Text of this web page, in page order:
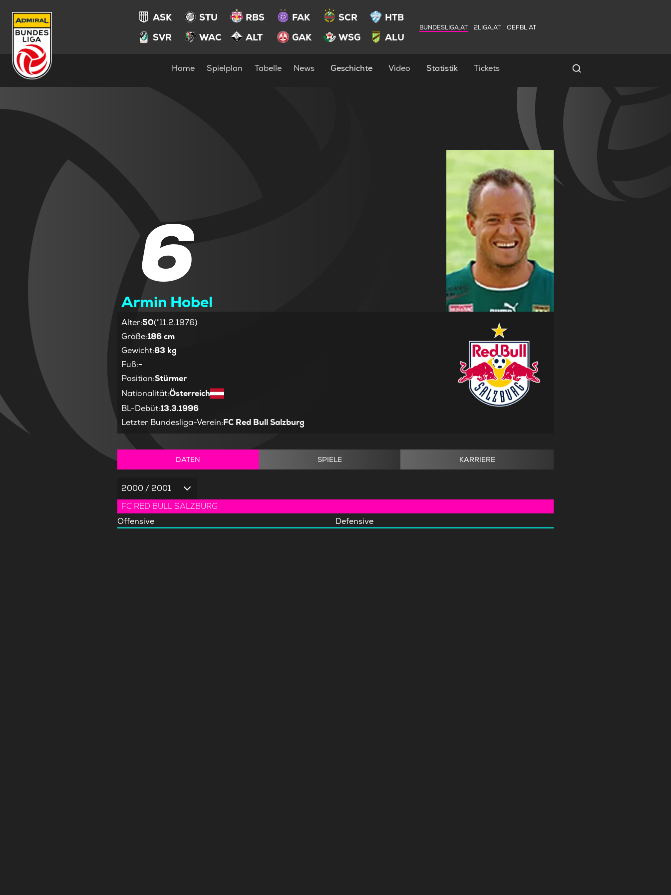
ASK STU RBS FAK SCR
HTB
SVR
WAC ALT GAK WSG ALU
BUNDESLIGA.AT 2LIGA.AT OEFBL.AT
Home Spielplan Tabelle News Geschichte Video Statistik Tickets Spielersuche
6
Armin Hobel
Alter:50(*11.2.1976)
Größe:186 cm
Gewicht:83 kg
Fuß:-
Position:Stürmer
Nationalität:Österreich
BL-Debüt:13.3.1996
Letzter Bundesliga-Verein:FC Red Bull Salzburg
DATEN SPIELE KARRIERE
2000 / 2001
FC RED BULL SALZBURG
Offensive
Defensive